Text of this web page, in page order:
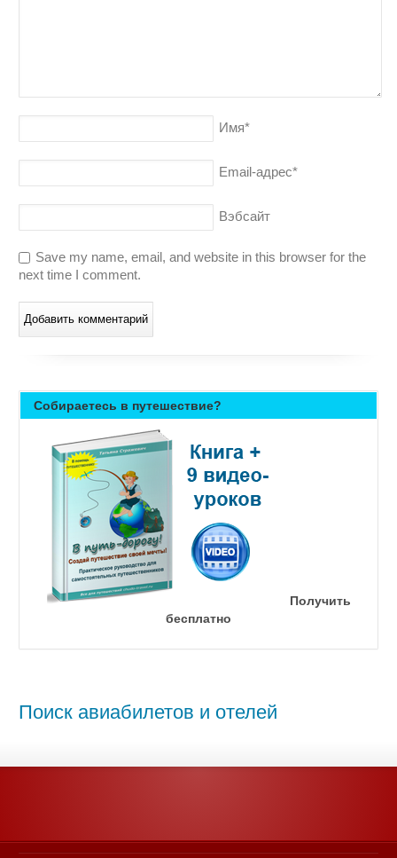
Имя*
Email-адрес*
Вэбсайт
Save my name, email, and website in this browser for the
next time I comment.
Собираетесь в путешествие?
Получить
бесплатно
Поиск авиабилетов и отелей